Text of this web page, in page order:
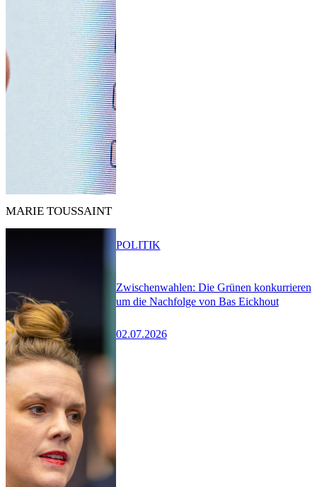
MARIE TOUSSAINT
Zwischenwahlen: Die Grünen konkurrieren
um die Nachfolge von Bas Eickhout
02.07.2026
POLITIK